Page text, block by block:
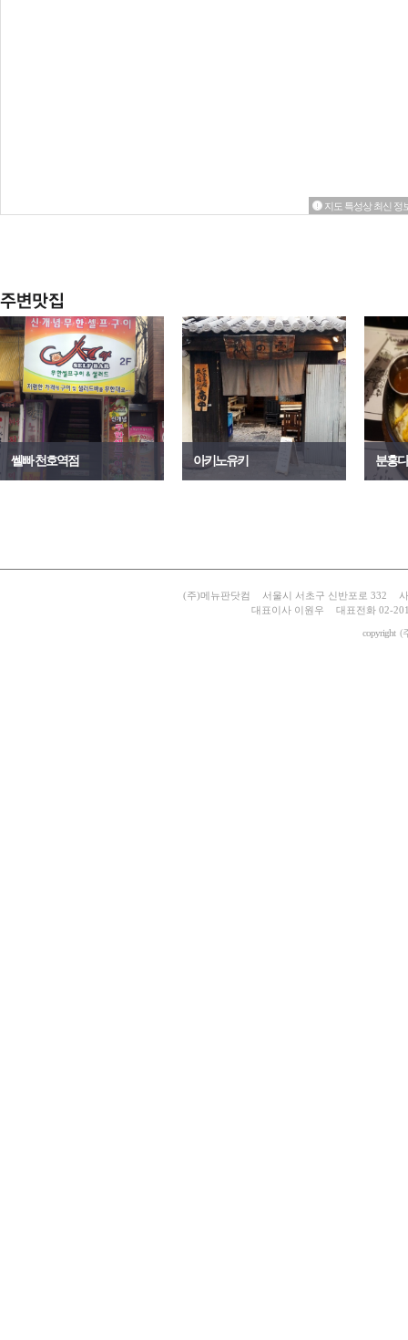
지도 특성상 최신 정
쎌빠 천호역점 아키노유키 분홍
(주)메뉴판닷컴 서울시 서초구 신반포로 332
대표이사 이원우
대표전화 02-
copyright (